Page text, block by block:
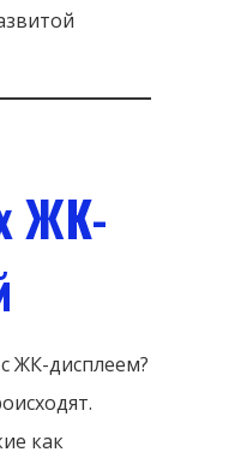
ЖК-
ЖК-дисплеем?
как